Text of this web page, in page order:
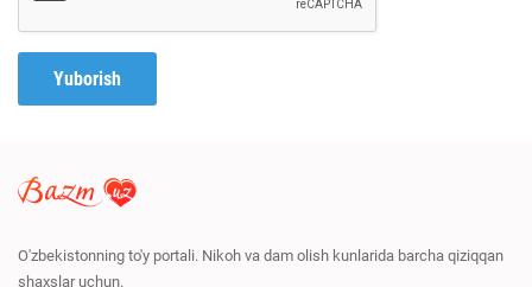
Yuborish
O'zbekistonning to'y portali. Nikoh va dam olish kunlarida barcha qiziqqan
shaxslar uchun.